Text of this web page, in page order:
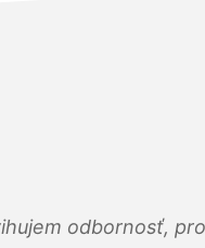
odbornosť,